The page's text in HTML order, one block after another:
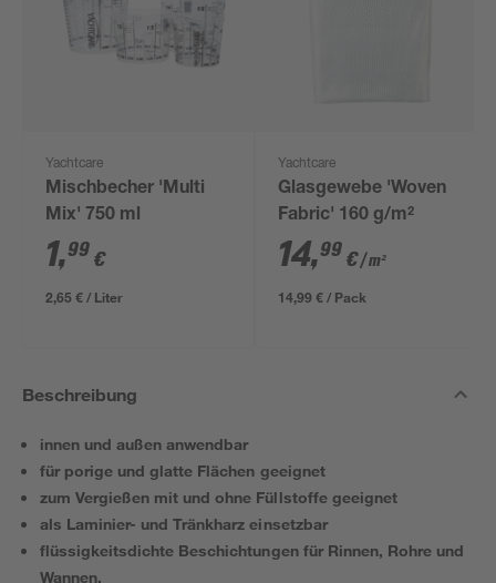
Yachtcare
Mischbecher 'Multi
Mix' 750 ml
1,99 €
2,65 € / Liter
Yachtcare
Glasgewebe 'Woven
Fabric' 160 g/m²
14,99 €/ m²
14,99 € / Pack
Beschreibung
innen und außen anwendbar
für porige und glatte Flächen geeignet
zum Vergießen mit und ohne Füllstoffe geeignet
als Laminier- und Tränkharz einsetzbar
flüssigkeitsdichte Beschichtungen für Rinnen, Rohre und
Wannen.